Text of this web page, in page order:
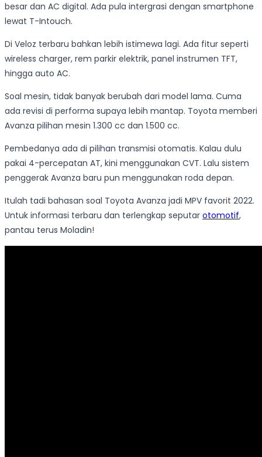
besar dan AC digital. Ada pula intergrasi dengan smartphone
lewat T-Intouch.
Di Veloz terbaru bahkan lebih istimewa lagi. Ada fitur seperti
wireless charger, rem parkir elektrik, panel instrumen TFT,
hingga auto AC.
Soal mesin, tidak banyak berubah dari model lama. Cuma
ada revisi di performa supaya lebih mantap. Toyota memberi
Avanza pilihan mesin 1.300 cc dan 1.500 cc.
Pembedanya ada di pilihan transmisi otomatis. Kalau dulu
pakai 4-percepatan AT, kini menggunakan CVT. Lalu sistem
penggerak Avanza baru pun menggunakan roda depan.
Itulah tadi bahasan soal Toyota Avanza jadi MPV favorit 2022.
Untuk informasi terbaru dan terlengkap seputar otomotif,
pantau terus Moladin!